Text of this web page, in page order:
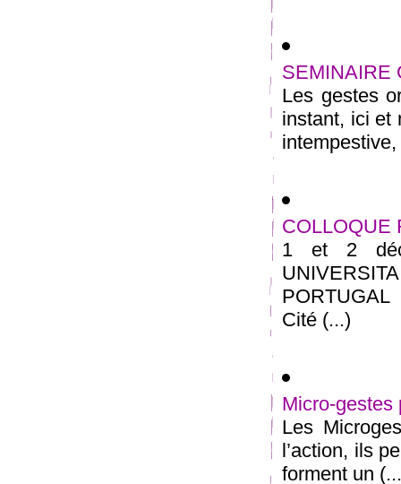
SEMINAIRE
Les gestes
instant, ici et
COLLOQUE
1 et 2
Cité (...)
Micro-gestes
Les
l’action, ils
forment un